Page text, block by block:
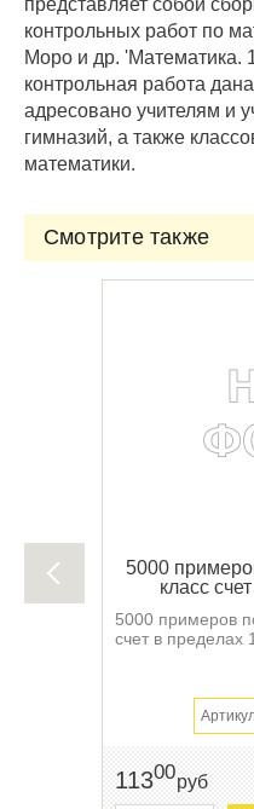
контрольных работ по
Моро и др. 'Математика.
контрольная работа
адресовано учителям и
гимназий, а также
математики.
Смотрите также
5000
класс
5000 примеров
счет в пределах
11300руб